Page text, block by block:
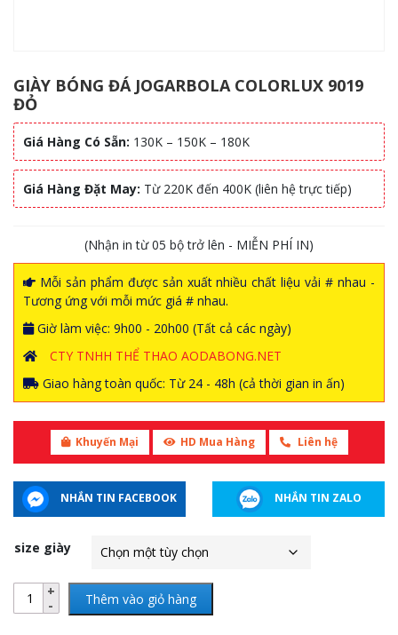
GIÀY BÓNG ĐÁ JOGARBOLA COLORLUX 9019
ĐỎ
Giá Hàng Có Sẵn: 130K – 150K – 180K
Giá Hàng Đặt May: Từ 220K đến 400K (liên hệ trực tiếp)
(Nhận in từ 05 bộ trở lên - MIỄN PHÍ IN)
Mỗi sản phẩm được sản xuất nhiều chất liệu vải # nhau -
Tương ứng với mỗi mức giá # nhau.
Giờ làm việc: 9h00 - 20h00 (Tất cả các ngày)
CTY TNHH THỂ THAO AODABONG.NET
Giao hàng toàn quốc: Từ 24 - 48h (cả thời gian in ấn)
Khuyến Mại HD Mua Hàng Liên hệ
NHẮN TIN FACEBOOK NHẮN TIN ZALO
size giày
Thêm vào giỏ hàng